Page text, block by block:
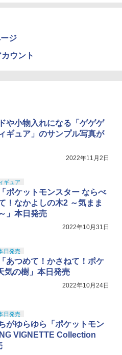
ジ
ウント
や小物入れになる「ゲゲゲ
ギュア」のサンプル写真が
2022年11月2日
ギュア
ポケットモンスター ならべ
！なかよしの木2 ～気まま
」本日発売
2022年10月31日
日発売
あつめて！かさねて！ポケ
気の樹」本日発売
2022年10月24日
日発売
がゆらゆら「ポケットモン
VIGNETTE Collection